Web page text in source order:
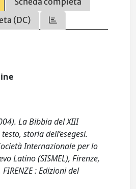
(DC)
La Bibbia del XIII
storia dell’esegesi.
Internazionale per lo
Latino (SISMEL), Firenze,
: Edizioni del